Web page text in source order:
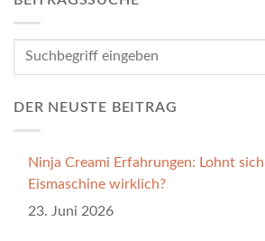
DER NEUSTE BEITRAG
Ninja Creami Erfahrungen: Lohnt
Eismaschine wirklich?
23. Juni 2026